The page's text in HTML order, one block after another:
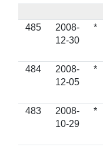
485
2008-
12-30
*
484
2008-
12-05
*
483
2008-
10-29
*